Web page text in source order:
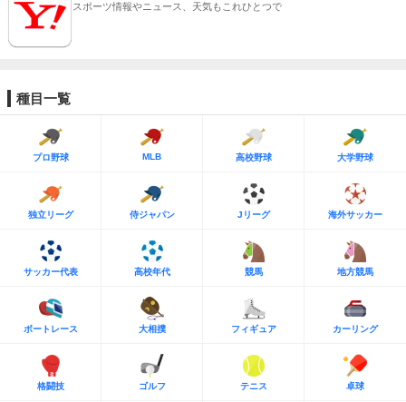
スポーツ情報やニュース、天気もこれひとつで
種目一覧
プロ野球 MLB 高校野球 大学野球
独立リーグ 侍ジャパン Jリーグ 海外サッカー
サッカー代表 高校年代 競馬 地方競馬
ボートレース 大相撲 フィギュア カーリング
格闘技 ゴルフ テニス 卓球